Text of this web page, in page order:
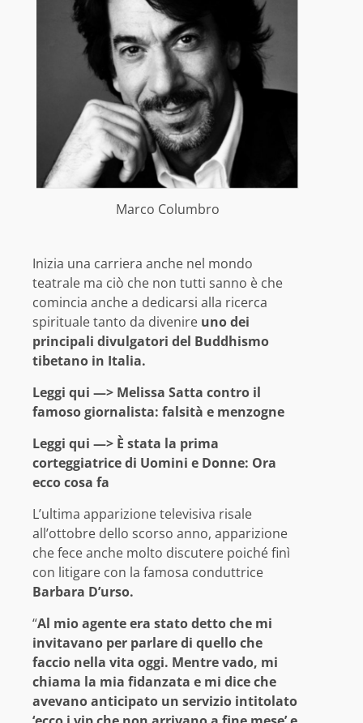
Marco Columbro
Inizia una carriera anche nel mondo
teatrale ma ciò che non tutti sanno è che
comincia anche a dedicarsi alla ricerca
spirituale tanto da divenire uno dei
principali divulgatori del Buddhismo
tibetano in Italia.
Leggi qui —> Melissa Satta contro il
famoso giornalista: falsità e menzogne
Leggi qui —> È stata la prima
corteggiatrice di Uomini e Donne: Ora
ecco cosa fa
L’ultima apparizione televisiva risale
all’ottobre dello scorso anno, apparizione
che fece anche molto discutere poiché finì
con litigare con la famosa conduttrice
Barbara D’urso.
“Al mio agente era stato detto che mi
invitavano per parlare di quello che
faccio nella vita oggi. Mentre vado, mi
chiama la mia fidanzata e mi dice che
avevano anticipato un servizio intitolato